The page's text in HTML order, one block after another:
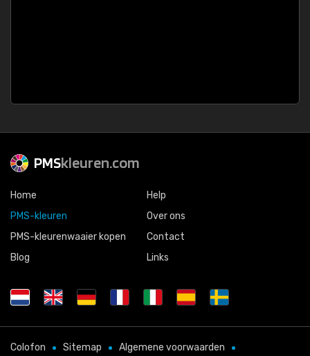
PMSkleuren.com
Home
PMS-kleuren
PMS-kleurenwaaier kopen
Blog
Help
Over ons
Contact
Links
Colofon Sitemap Algemene voorwaarden